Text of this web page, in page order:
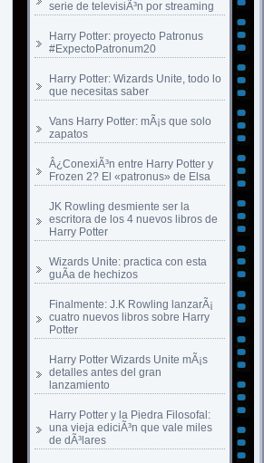
serie de televisiÃ³n por streaming
Harry Potter: proyecto Patronus
#ExpectoPatronum20
Harry Potter: Wizards Unite, todo lo
que necesitas saber
Vans Harry Potter: mÃ¡s que solo
zapatos
Â¿ConexiÃ³n entre Harry Potter y
Frozen 2? El «patronus» de Elsa
JK Rowling desmiente ser la
escritora de los 4 nuevos libros de
Harry Potter
Wizards Unite: practica con esta
guÃ­a de hechizos
Finalmente: J.K Rowling lanzarÃ¡
cuatro nuevos libros sobre Harry
Potter
Harry Potter Wizards Unite mÃ¡s
detalles antes del gran
lanzamiento
Harry Potter y la Piedra Filosofal:
una vieja ediciÃ³n que vale miles
de dÃ³lares